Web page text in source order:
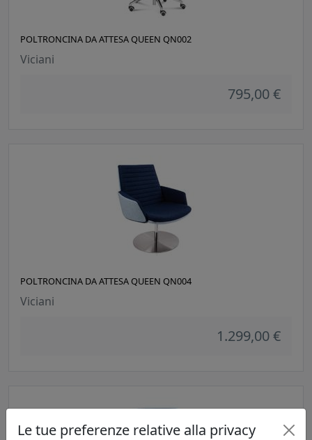
POLTRONCINA DA ATTESA QUEEN QN002
Viciani
795,00 €
POLTRONCINA DA ATTESA QUEEN QN004
Viciani
1.299,00 €
Le tue preferenze relative alla privacy